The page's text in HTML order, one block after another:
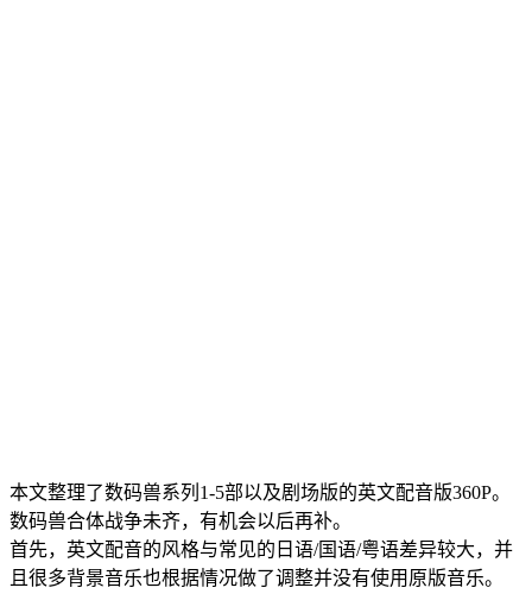
本文整理了数码兽系列1-5部以及剧场版的英文配音版360P。
数码兽合体战争未齐，有机会以后再补。
首先，英文配音的风格与常见的日语/国语/粤语差异较大，并
且很多背景音乐也根据情况做了调整并没有使用原版音乐。